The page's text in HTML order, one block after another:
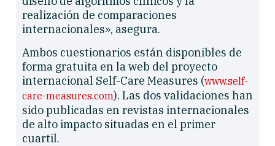
realización de comparaciones
internacionales», asegura.
Ambos cuestionarios están disponibles de
forma gratuita en la web del proyecto
internacional Self-Care Measures (www.self-
care-measures.com). Las dos validaciones han
sido publicadas en revistas internacionales
de alto impacto situadas en el primer
cuartil.